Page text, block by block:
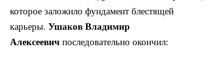
которое заложило фундамент блестящей
карьеры. Ушаков Владимир
Алексеевич последовательно окончил: